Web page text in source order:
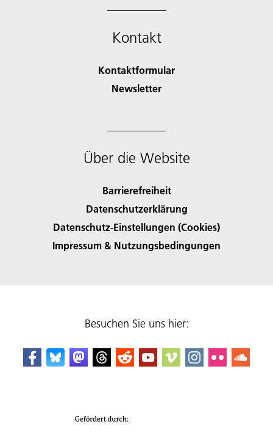
Kontakt
Kontaktformular
Newsletter
Über die Website
Barrierefreiheit
Datenschutzerklärung
Datenschutz-Einstellungen (Cookies)
Impressum & Nutzungsbedingungen
Besuchen Sie uns hier: